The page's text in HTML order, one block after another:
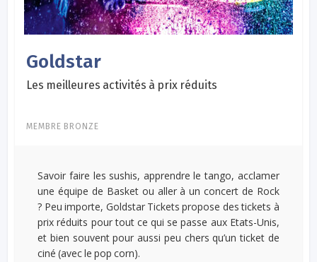
Goldstar
Les meilleures activités à prix réduits
MEMBRE BRONZE
Savoir faire les sushis, apprendre le tango, acclamer
une équipe de Basket ou aller à un concert de Rock
? Peu importe, Goldstar Tickets propose des tickets à
prix réduits pour tout ce qui se passe aux Etats-Unis,
et bien souvent pour aussi peu chers qu’un ticket de
ciné (avec le pop corn).